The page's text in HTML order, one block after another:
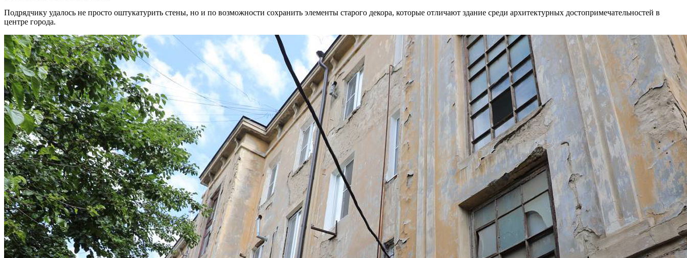
Подрядчику удалось не просто оштукатурить стены, но и по возможности сохранить элементы старого декора, которые отличают здание среди архитектурных достопримечательностей в
центре города.